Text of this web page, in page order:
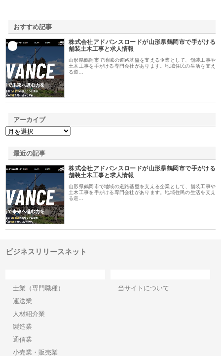
おすすめ記事
株式会社アドバンスロードが山形県鶴岡市で手がける
舗装土木工事と求人情報
山形県鶴岡市で地域の道路基盤を支える企業として、舗装工事や
土木工事を手がける専門会社があります。地域住民の生活を支え
る道…
アーカイブ
最近の記事
株式会社アドバンスロードが山形県鶴岡市で手がける
舗装土木工事と求人情報
山形県鶴岡市で地域の道路基盤を支える企業として、舗装工事や
土木工事を手がける専門会社があります。地域住民の生活を支え
る道…
ビジネスリリースネット
士業（専門職種）
運送業
人材紹介業
製造業
通信業
小売業・販売業
当サイトについて